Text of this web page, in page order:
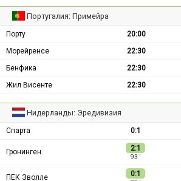
Португалия: Примейра
Порту 20:00
Морейренсе
22:30
Бенфика
22:30
Жил Висенте
22:30
Нидерланды: Эредивизия
Спарта 0:1
Гронинген 2:1
93 ′
ПЕК Зволле 0:1